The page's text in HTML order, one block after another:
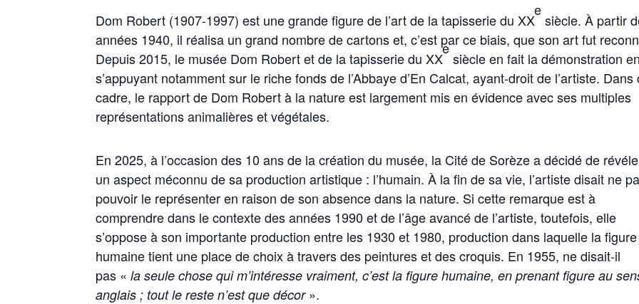
Dom Robert (1907-1997) est une grande figure de l’art de la tapisserie du XX
e
siècle. À partir
années 1940, il réalisa un grand nombre de cartons et, c’est par ce biais, que son art fut
Depuis 2015, le musée Dom Robert et de la tapisserie du XX
e
siècle en fait la démonstration
s’appuyant notamment sur le riche fonds de l’Abbaye d’En Calcat, ayant-droit de l’artiste. Dans
cadre, le rapport de Dom Robert à la nature est largement mis en évidence avec ses multiples
représentations animalières et végétales.
En 2025, à l’occasion des 10 ans de la création du musée, la Cité de Sorèze a décidé de
un aspect méconnu de sa production artistique : l’humain. À la fin de sa vie, l’artiste disait ne
pouvoir le représenter en raison de son absence dans la nature. Si cette remarque est à
comprendre dans le contexte des années 1990 et de l’âge avancé de l’artiste, toutefois, elle
s’oppose à son importante production entre les 1930 et 1980, production dans laquelle la figure
humaine tient une place de choix à travers des peintures et des croquis. En 1955, ne disait-il
pas «la seule chose qui m’intéresse vraiment, c’est la figure humaine, en prenant figure au
anglais ; tout le reste n’est que décor ».